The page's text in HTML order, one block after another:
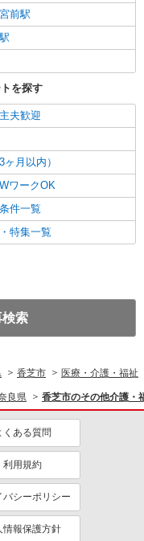
前駅
を探す
夫歓迎
月以内）
ワークOK
件一覧
特集一覧
索
香芝市 医療・介護・福祉
良県 香芝市のその他介護・
くある質問
利用規約
バシーポリシー
情報保護方針